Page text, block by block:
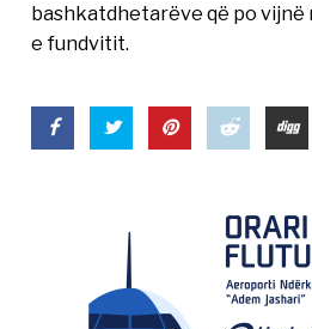
bashkatdhetarëve që po vijnë
e fundvitit.